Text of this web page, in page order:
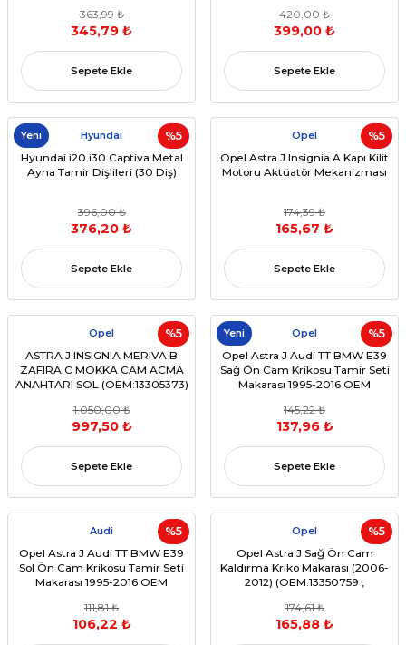
363,99 ₺
345,79 ₺
Sepete Ekle
420,00 ₺
399,00 ₺
Sepete Ekle
%5
Yeni Hyundai
Hyundai i20 i30 Captiva Metal
Ayna Tamir Dişlileri (30 Diş)
396,00 ₺
376,20 ₺
Sepete Ekle
%5
Opel
Opel Astra J Insignia A Kapı Kilit
Motoru Aktüatör Mekanizması
174,39 ₺
165,67 ₺
Sepete Ekle
%5
Opel
ASTRA J INSIGNIA MERIVA B
ZAFIRA C MOKKA CAM ACMA
ANAHTARI SOL (OEM:13305373)
1.050,00 ₺
997,50 ₺
Sepete Ekle
%5
Yeni Opel
Opel Astra J Audi TT BMW E39
Sağ Ön Cam Krikosu Tamir Seti
Makarası 1995-2016 OEM
145,22 ₺
137,96 ₺
Sepete Ekle
%5
Audi
Opel Astra J Audi TT BMW E39
Sol Ön Cam Krikosu Tamir Seti
Makarası 1995-2016 OEM
111,81 ₺
106,22 ₺
%5
Opel
Opel Astra J Sağ Ön Cam
Kaldırma Kriko Makarası (2006-
2012) (OEM:13350759 ,
174,61 ₺
165,88 ₺